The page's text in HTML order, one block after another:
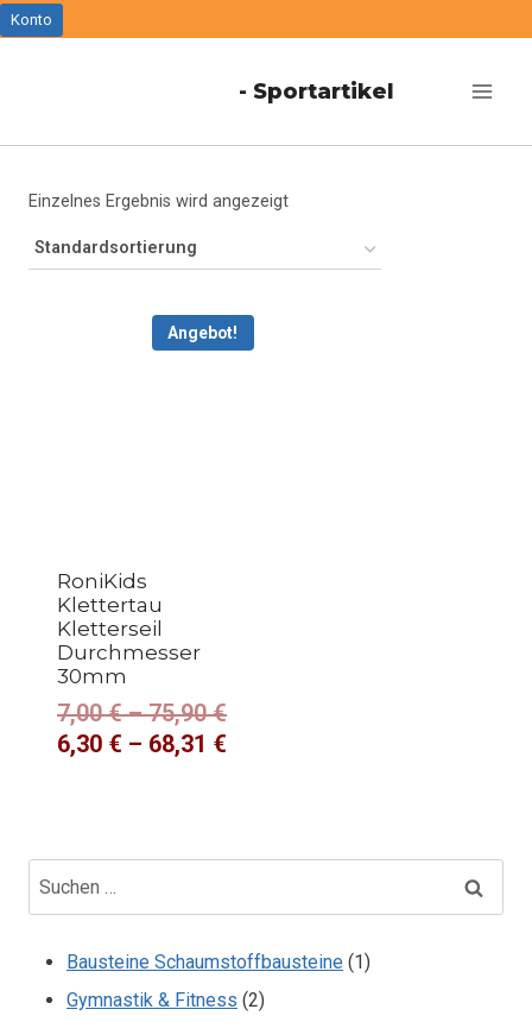
Zum
Konto
- Sportartikel
Einzelnes Ergebnis wird angezeigt
Angebot!
RoniKids
Klettertau
Kletterseil
Durchmesser
30mm
7,00€–75,90€
6,30 € – 68,31 €
Suchen
nach:
Bausteine Schaumstoffbausteine 11
Gymnastik & Fitness 22